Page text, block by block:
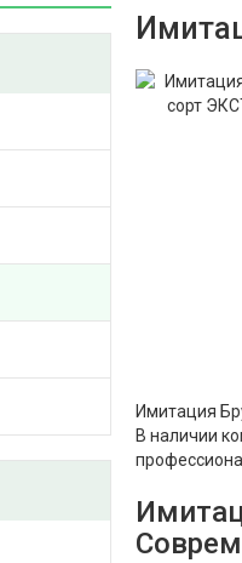
Имитация
В наличии